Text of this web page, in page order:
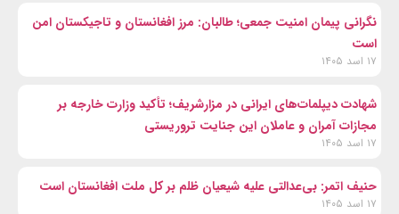
نگرانی پیمان امنیت جمعی؛ طالبان: مرز افغانستان و تاجیکستان امن
است
۱۷ اسد ۱۴۰۵
شهادت‌ دیپلمات‌های ایرانی در مزارشریف؛ تأکید وزارت خارجه بر
مجازات آمران و عاملان این جنایت تروریستی
۱۷ اسد ۱۴۰۵
حنیف اتمر: بی‌عدالتی علیه شیعیان ظلم بر کل ملت افغانستان است
۱۷ اسد ۱۴۰۵